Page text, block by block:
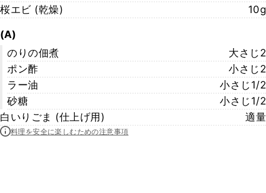
桜エビ (乾燥)
10g
(A)
のりの佃煮
大さじ2
ポン酢
小さじ2
ラー油
小さじ1/2
砂糖
小さじ1/2
白いりごま (仕上げ用)
適量
料理を安全に楽しむための注意事項